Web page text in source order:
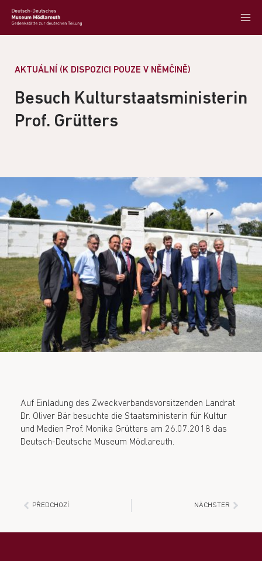
AKTUÁLNÍ (K DISPOZICI POUZE V NĚMČINĚ)
Besuch Kulturstaatsministerin
Prof. Grütters
Auf Einladung des Zweckverbandsvorsitzenden Landrat
Dr. Oliver Bär besuchte die Staatsministerin für Kultur
und Medien Prof. Monika Grütters am 26.07.2018 das
Deutsch-Deutsche Museum Mödlareuth.
PŘEDCHOZÍ NÄCHSTER